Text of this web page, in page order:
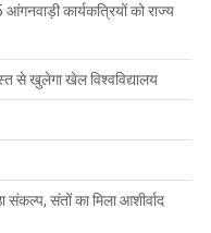
कार्यकत्रियों को राज्य
से खुलेगा खेल विश्वविद्यालय
संतों का मिला आशीर्वाद